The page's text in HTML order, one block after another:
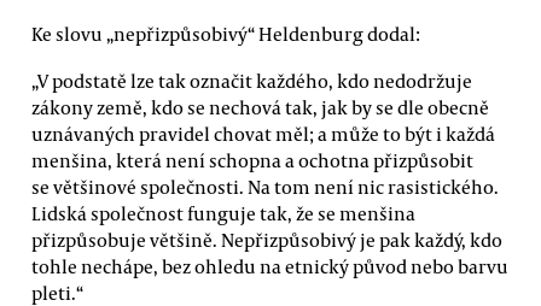
Ke slovu „nepřizpůsobivý“ Heldenburg dodal:
„V podstatě lze tak označit každého, kdo nedodržuje
zákony země, kdo se nechová tak, jak by se dle obecně
uznávaných pravidel chovat měl; a může to být i každá
menšina, která není schopna a ochotna přizpůsobit
se většinové společnosti. Na tom není nic rasistického.
Lidská společnost funguje tak, že se menšina
přizpůsobuje většině. Nepřizpůsobivý je pak každý, kdo
tohle nechápe, bez ohledu na etnický původ nebo barvu
pleti.“